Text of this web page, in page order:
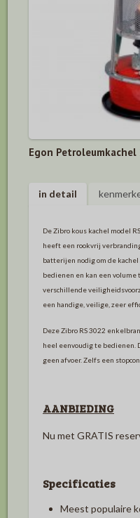
Egon Petroleumkachel
in detail
De Zibro kous kachel model
heeft een rookvrij
batterijen nodig om de
bedienen en kan een
verschillende
een handige, veilige, zeer
Deze Zibro RS 3022
heel eenvoudig te bedienen.
geen afvoer. Zelfs een
AANBIEDING
Nu met GRATIS
Specificaties
Meest populaire